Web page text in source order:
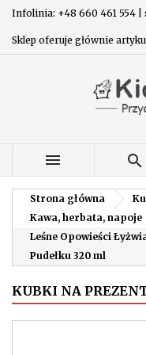
Infolinia: +48 660 461 554 |
Sklep oferuje głównie
 
Strona główna
Kawa, herbata, napoje
Leśne Opowieści
Pudełku 320 ml
KUBKI NA